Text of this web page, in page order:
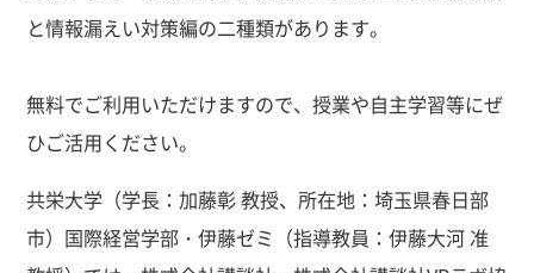
と情報漏えい対策編の二種類があります。
無料でご利用いただけますので、授業や自主学習等にぜ
ひご活用ください。
共栄大学（学長：加藤彰 教授、所在地：埼玉県春日部
市）国際経営学部・伊藤ゼミ（指導教員：伊藤大河 准